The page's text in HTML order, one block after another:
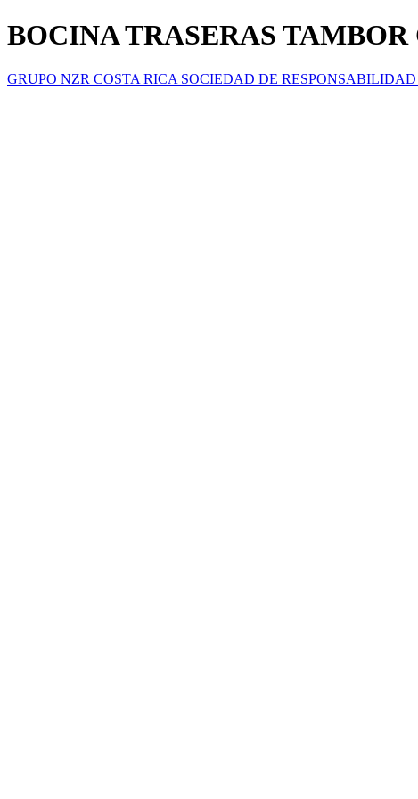
BOCINA TRASERAS TAMBOR
GRUPO NZR COSTA RICA SOCIEDAD DE